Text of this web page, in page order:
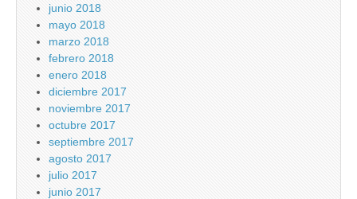
junio 2018
mayo 2018
marzo 2018
febrero 2018
enero 2018
diciembre 2017
noviembre 2017
octubre 2017
septiembre 2017
agosto 2017
julio 2017
junio 2017